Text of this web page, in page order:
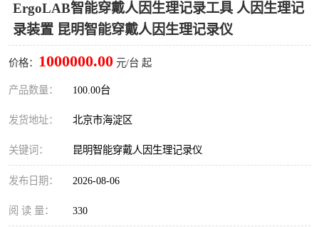
ErgoLAB智能穿戴人因生理记录工具 人因生理记
录装置 昆明智能穿戴人因生理记录仪
价格： 1000000.00 元/台 起
产品数量： 100.00台
发货地址： 北京市海淀区
关键词： 昆明智能穿戴人因生理记录仪
发布日期： 2026-08-06
阅 读 量： 330